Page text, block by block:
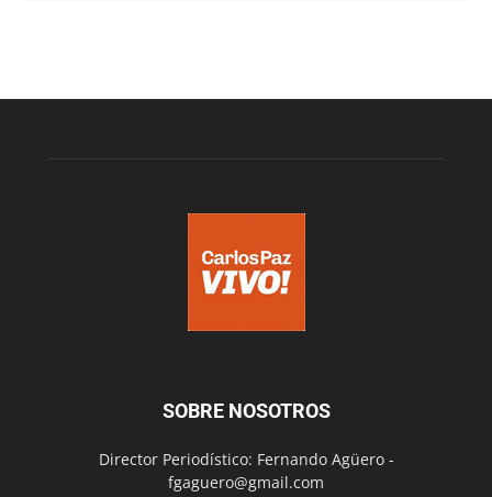
SOBRE NOSOTROS
Director Periodístico: Fernando Agüero -
fgaguero@gmail.com